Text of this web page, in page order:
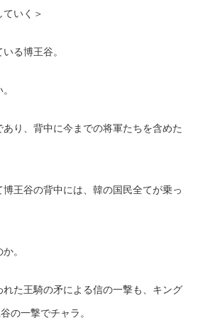
いく＞
る博王谷。
り、背中に今までの将軍たちを含めた
博王谷の背中には、韓の国民全てが乗っ
。
た王騎の矛による信の一撃も、キング
の一撃でチャラ。